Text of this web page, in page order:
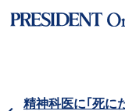
精神科医に｢死に